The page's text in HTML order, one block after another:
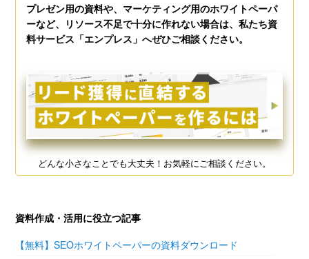
プレゼン用の資料や、マーケティング用のホワイトペーパ
ーなど、リソース不足で十分に作れない場合は、私たち資
料サービス「エンプレス」へぜひご相談ください。
どんな小さなことでも大丈夫！お気軽にご相談ください。
資料作成・活用に役立つ記事
【無料】SEOホワイトペーパーの資料ダウンロード